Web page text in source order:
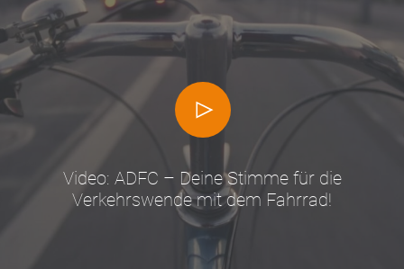
Video: ADFC – Deine Stimme für die
Verkehrswende mit dem Fahrrad!